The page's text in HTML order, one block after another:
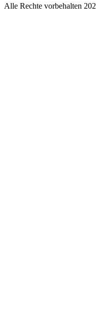
Alle Rechte vorbehalten